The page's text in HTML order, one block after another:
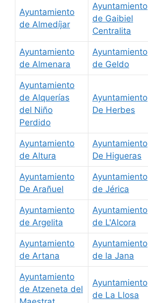
Ayuntamiento
de Almedíjar
Ayuntamiento
de Gaibiel
Centralita
Ayuntamiento
de Almenara
Ayuntamiento
de Geldo
Ayuntamiento
de Alquerías
del Niño
Perdido
Ayuntamiento
De Herbes
Ayuntamiento
de Altura
Ayuntamiento
De Higueras
Ayuntamiento
De Arañuel
Ayuntamiento
de Jérica
Ayuntamiento
de Argelita
Ayuntamiento
de L'Alcora
Ayuntamiento
de Artana
Ayuntamiento
de la Jana
Ayuntamiento
de Atzeneta del
Ayuntamiento
de La Llosa